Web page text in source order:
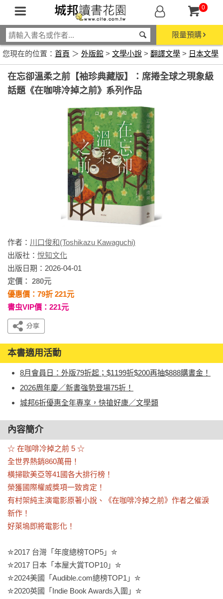
0
限量預購
您現在的位置： 首頁 ＞ 外版館 > 文學小說 > 翻譯文學 > 日本文學
在忘卻溫柔之前【袖珍典藏版】：席捲全球之現象級
話題《在咖啡冷掉之前》系列作品
作者： 川口俊和(Toshikazu Kawaguchi)
出版社： 悅知文化
出版日期：2026-04-01
定價： 280元
優惠價：79折 221元
書虫VIP價：221元
本書適用活動
8月會員日：外版79折起；$1199折$200再抽$888購書金！
2026周年慶／新書強勢登場75折！
城邦6折優惠全年專享，快搶好康／文學類
內容簡介
☆ 在咖啡冷掉之前 5 ☆
全世界熱銷860萬冊！
橫掃歐美亞等41國各大排行榜！
榮獲國際權威獎項一致肯定！
有村架純主演電影原著小說、《在咖啡冷掉之前》作者之催淚
新作！
好萊塢即將電影化！
✮2017 台灣「年度總榜TOP5」✮
✮2017 日本「本屋大賞TOP10」✮
✮2024美國「Audible.com總榜TOP1」✮
✮2020英國「Indie Book Awards入圍」✮